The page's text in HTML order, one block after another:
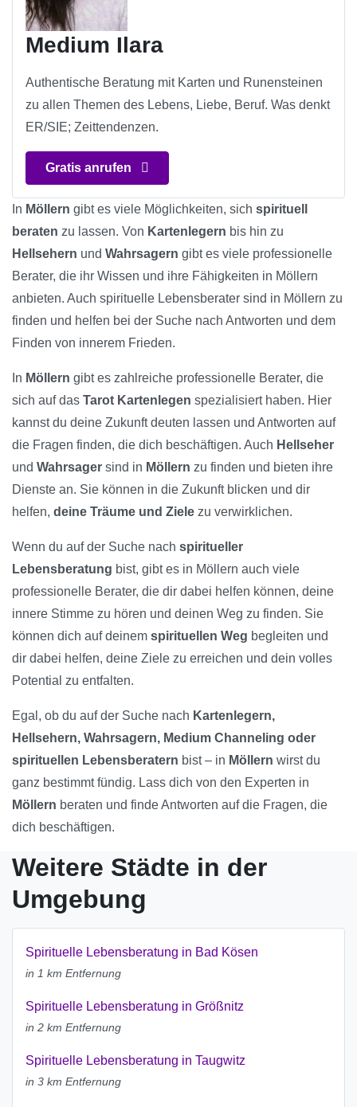
Medium Ilara
Authentische Beratung mit Karten und Runensteinen
zu allen Themen des Lebens, Liebe, Beruf. Was denkt
ER/SIE; Zeittendenzen.
Gratis anrufen
In Möllern gibt es viele Möglichkeiten, sich spirituell
beraten zu lassen. Von Kartenlegern bis hin zu
Hellsehern und Wahrsagern gibt es viele professionelle
Berater, die ihr Wissen und ihre Fähigkeiten in Möllern
anbieten. Auch spirituelle Lebensberater sind in Möllern zu
finden und helfen bei der Suche nach Antworten und dem
Finden von innerem Frieden.
In Möllern gibt es zahlreiche professionelle Berater, die
sich auf das Tarot Kartenlegen spezialisiert haben. Hier
kannst du deine Zukunft deuten lassen und Antworten auf
die Fragen finden, die dich beschäftigen. Auch Hellseher
und Wahrsager sind in Möllern zu finden und bieten ihre
Dienste an. Sie können in die Zukunft blicken und dir
helfen, deine Träume und Ziele zu verwirklichen.
Wenn du auf der Suche nach spiritueller
Lebensberatung bist, gibt es in Möllern auch viele
professionelle Berater, die dir dabei helfen können, deine
innere Stimme zu hören und deinen Weg zu finden. Sie
können dich auf deinem spirituellen Weg begleiten und
dir dabei helfen, deine Ziele zu erreichen und dein volles
Potential zu entfalten.
Egal, ob du auf der Suche nach Kartenlegern,
Hellsehern, Wahrsagern, Medium Channeling oder
spirituellen Lebensberatern bist – in Möllern wirst du
ganz bestimmt fündig. Lass dich von den Experten in
Möllern beraten und finde Antworten auf die Fragen, die
dich beschäftigen.
Weitere Städte in der
Umgebung
Spirituelle Lebensberatung in Bad Kösen
in 1 km Entfernung
Spirituelle Lebensberatung in Größnitz
in 2 km Entfernung
Spirituelle Lebensberatung in Taugwitz
in 3 km Entfernung